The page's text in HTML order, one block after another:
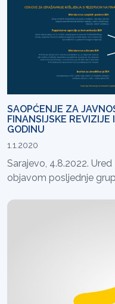
SAOPĆENJE ZA
FINANSIJSKE
GODINU
1.1.2020
Sarajevo, 4.8.2022.
objavom posljednje